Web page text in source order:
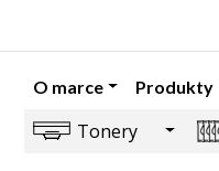
O marce Produkty
Tonery